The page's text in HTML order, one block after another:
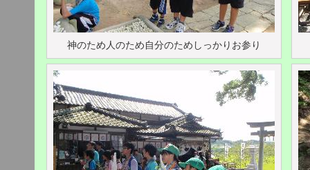
神のため人のため自分のためしっかりお参り